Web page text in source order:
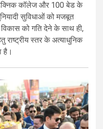
कॉलेज और 100 बेड के
सुविधाओं को मजबूत
को गति देने के साथ ही,
राष्ट्रीय स्तर के अत्याधुनिक
है।